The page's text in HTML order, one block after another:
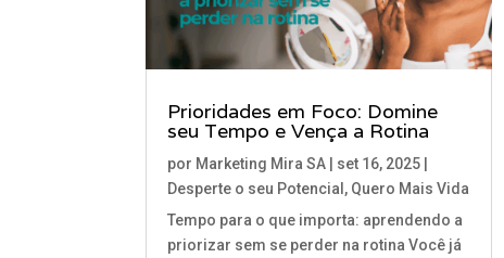
Prioridades em Foco: Domine
seu Tempo e Vença a Rotina
por Marketing Mira SA set 16, 2025
Desperte o seu Potencial , Quero Mais Vida
Tempo para o que importa: aprendendo a
priorizar sem se perder na rotina Você já